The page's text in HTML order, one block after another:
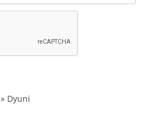
» Dyuni